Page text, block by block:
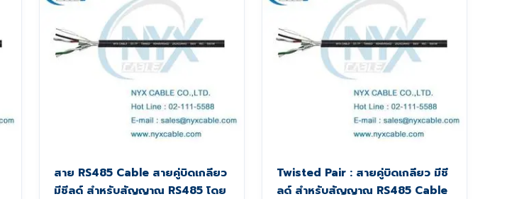
สาย RS485 Cable สายคู่บิดเกลียว
มีชีลด์ สำหรับสัญญาณ RS485 โดย
Twisted Pair : สายคู่บิดเกลียว มีชี
ลด์ สำหรับสัญญาณ RS485 Cable